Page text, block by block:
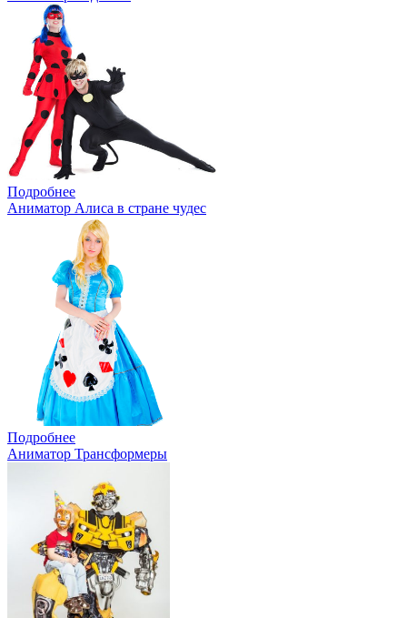
Подробнее
Аниматор Алиса в стране чудес
Подробнее
Аниматор Трансформеры